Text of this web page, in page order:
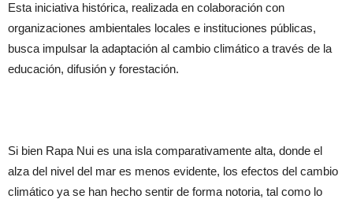
Esta iniciativa histórica, realizada en colaboración con
organizaciones ambientales locales e instituciones públicas,
busca impulsar la adaptación al cambio climático a través de la
educación, difusión y forestación.
Si bien Rapa Nui es una isla comparativamente alta, donde el
alza del nivel del mar es menos evidente, los efectos del cambio
climático ya se han hecho sentir de forma notoria, tal como lo